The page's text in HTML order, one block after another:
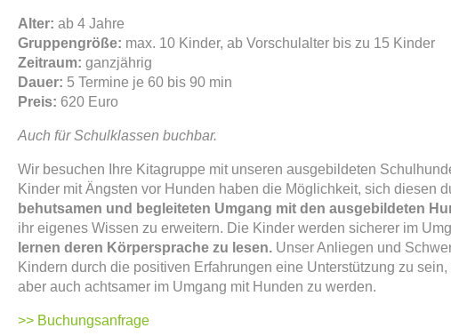
Alter: ab 4 Jahre
Gruppengröße: max. 10 Kinder, ab Vorschulalter bis zu 15 Kinder
Zeitraum: ganzjährig
Dauer: 5 Termine je 60 bis 90 min
Preis: 620 Euro
Auch für Schulklassen buchbar.
Wir besuchen Ihre Kitagruppe mit unseren ausgebildeten
Kinder mit Ängsten vor Hunden haben die Möglichkeit, sich diesen
behutsamen und begleiteten Umgang mit den ausgebildeten
ihr eigenes Wissen zu erweitern. Die Kinder werden sicherer im
lernen deren Körpersprache zu lesen. Unser Anliegen und
Kindern durch die positiven Erfahrungen eine Unterstützung zu
aber auch achtsamer im Umgang mit Hunden zu werden.
>> Buchungsanfrage